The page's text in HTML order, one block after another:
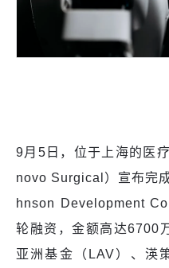
9月5日，位于上海的医
novo Surgical）宣布完
hnson Development
轮融资，金额高达6700
亚洲基金（LAV）、渶